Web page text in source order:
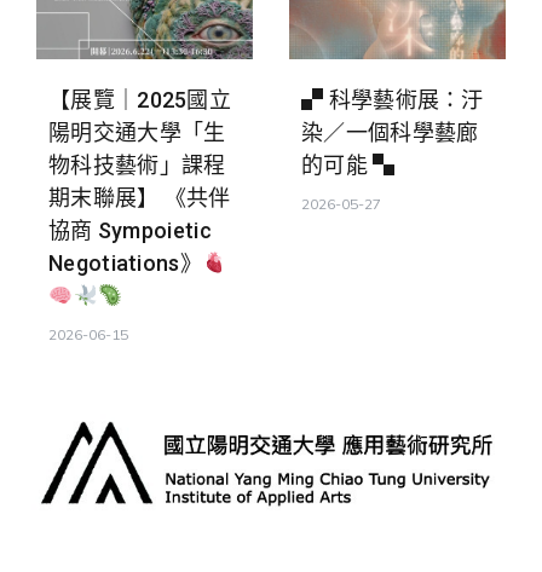
【展覽｜2025國立
陽明交通大學「生
物科技藝術」課程
期末聯展】 《共伴
協商 Sympoietic
Negotiations》
2026-06-15
▞ 科學藝術展：汙
染／一個科學藝廊
的可能 ▚
2026-05-27